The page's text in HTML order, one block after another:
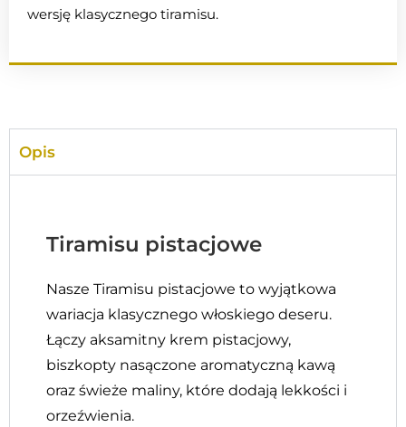
wersję klasycznego tiramisu.
Opis
Tiramisu pistacjowe
Nasze Tiramisu pistacjowe to wyjątkowa
wariacja klasycznego włoskiego deseru.
Łączy aksamitny krem pistacjowy,
biszkopty nasączone aromatyczną kawą
oraz świeże maliny, które dodają lekkości i
orzeźwienia.